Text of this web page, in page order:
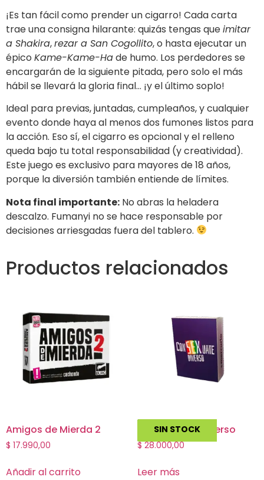
¡Es tan fácil como prender un cigarro! Cada carta
trae una consigna hilarante: quizás tengas queimitar
a Shakira,rezar a San Cogollito, o hasta ejecutar un
épico Kame-Kame-Hade humo. Los perdedores se
encargarán de la siguiente pitada, pero solo el más
hábil se llevará la gloria final… ¡y el último soplo!
Ideal para previas, juntadas, cumpleaños, y cualquier
evento donde haya al menos dos fumones listos para
la acción. Eso sí, el cigarro es opcional y el relleno
queda bajo tu total responsabilidad (y creatividad).
Este juego es exclusivo para mayores de 18 años,
porque la diversión también entiende de límites.
Nota final importante: No abras la heladera
descalzo. Fumanyi no se hace responsable por
decisiones arriesgadas fuera del tablero.
Productos relacionados
Amigos de Mierda 2
$ 17.990,00
Añadir al carrito
SIN STOCK
Consexuate: Diverso
$ 28.000,00
Leer más